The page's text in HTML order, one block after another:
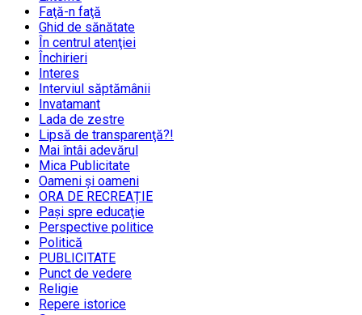
Faţă-n faţă
Ghid de sănătate
În centrul atenţiei
Închirieri
Interes
Interviul săptămânii
Invatamant
Lada de zestre
Lipsă de transparenţă?!
Mai întâi adevărul
Mica Publicitate
Oameni şi oameni
ORA DE RECREAȚIE
Paşi spre educaţie
Perspective politice
Politică
PUBLICITATE
Punct de vedere
Religie
Repere istorice